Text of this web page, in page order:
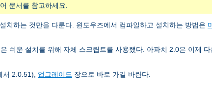
문서를 참고하세요.
치하는 것만을 다룬다. 윈도우즈에서 컴파일하고 설치하는 방법은
쉬운 설치를 위해 자체 스크립트를 사용했다. 아파치 2.0은 이제
서 2.0.51), 업그레이드 장으로 바로 가길 바란다.